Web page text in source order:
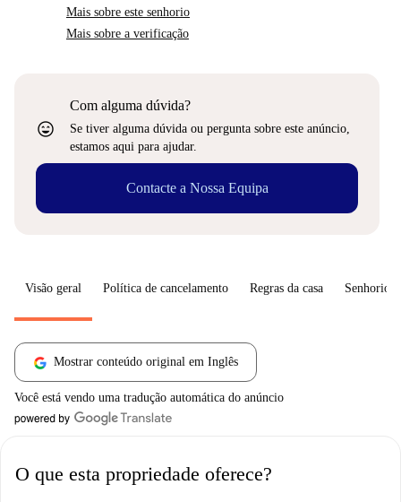
Mais sobre este senhorio
Mais sobre a verificação
sentiment_very_satisfied
Com alguma dúvida?
Se tiver alguma dúvida ou pergunta sobre este anúncio,
estamos aqui para ajudar.
Contacte a Nossa Equipa
Visão geral Política de cancelamento Regras da casa Senhorio
Mostrar conteúdo original em Inglês
Você está vendo uma tradução automática do anúncio
O que esta propriedade oferece?